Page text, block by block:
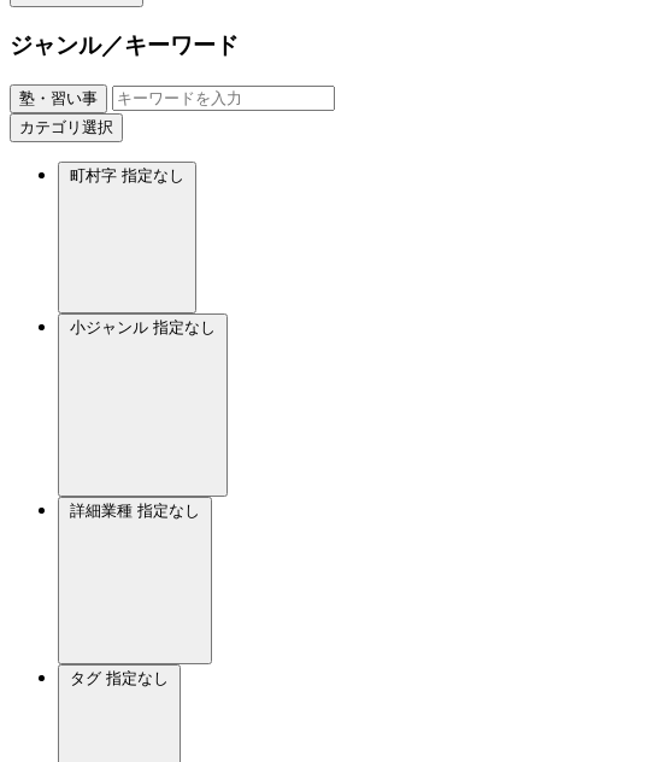
ジャンル／キーワード
塾・習い事
カテゴリ選択
町村字 指定なし
小ジャンル 指定なし
詳細業種 指定なし
タグ 指定なし